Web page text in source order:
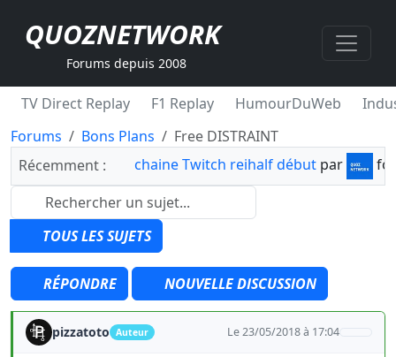
QUOZNETWORK
Forums depuis 2008
TV Direct Replay F1 Replay HumourDuWeb
Forums
Bons Plans
Free DISTRAINT
Récemment :
chaine Twitch reihalf début par
TOUS LES SUJETS
RÉPONDRE NOUVELLE DISCUSSION
pizzatoto Auteur Le 23/05/2018 à 17:04